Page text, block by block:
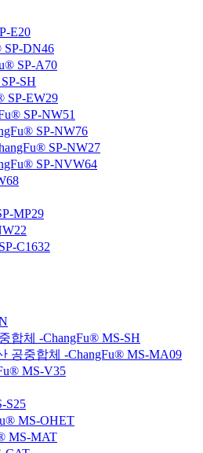
E20
DN46
SP-A70
SH
SP-EW29
SP-NW51
SP-NW76
SP-NW27
SP-NVW64
MP29
C1632
합체 -ChangFu® MS-SH
공중합체 -ChangFu® MS-MA09
MS-V35
S25
MS-OHET
MS-MAT